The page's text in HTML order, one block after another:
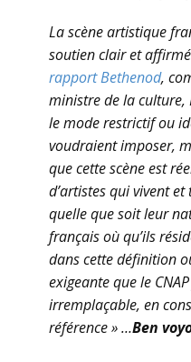
La scène artistique
soutien clair et
rapport Bethenod,
ministre de la culture,
le mode restrictif ou
voudraient imposer,
que cette scène est
d’artistes qui vivent
quelle que soit leur
français où qu’ils
dans cette définition
exigeante que le
irremplaçable, en
référence » …Ben